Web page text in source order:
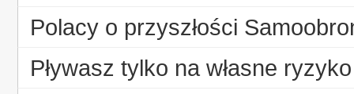
Polacy o przyszłości
Pływasz tylko na własne ryzyko